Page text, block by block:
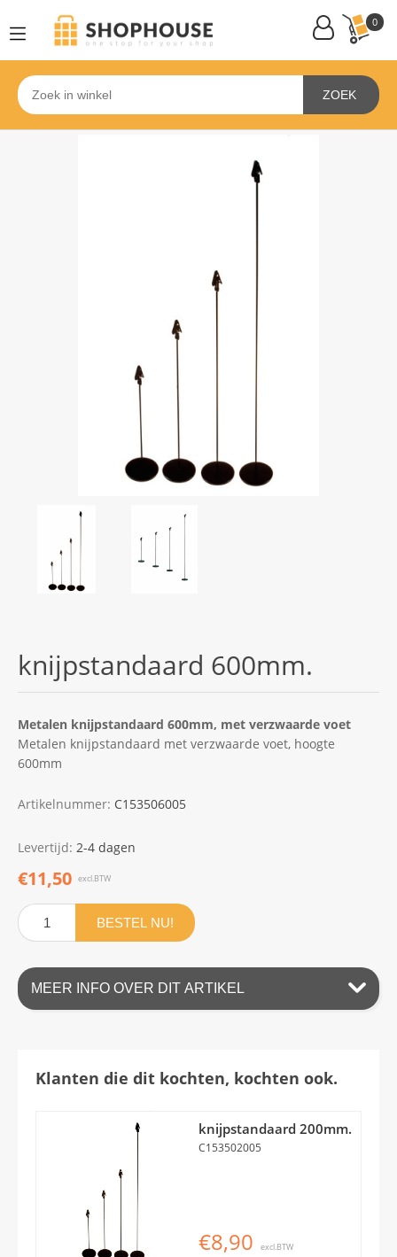
0
ZOEK
knijpstandaard 600mm.
Metalen knijpstandaard 600mm, met verzwaarde voet
Metalen knijpstandaard met verzwaarde voet, hoogte
600mm
Artikelnummer: C153506005
Levertijd: 2-4 dagen
€11,50 excl.BTW
BESTEL NU!
MEER INFO OVER DIT ARTIKEL
Klanten die dit kochten, kochten ook.
knijpstandaard 200mm.
C153502005
€8,90 excl.BTW